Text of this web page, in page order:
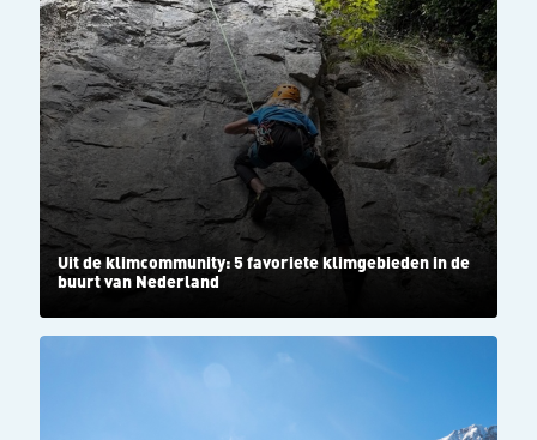
Uit de klimcommunity: 5 favoriete klimgebieden in de
buurt van Nederland